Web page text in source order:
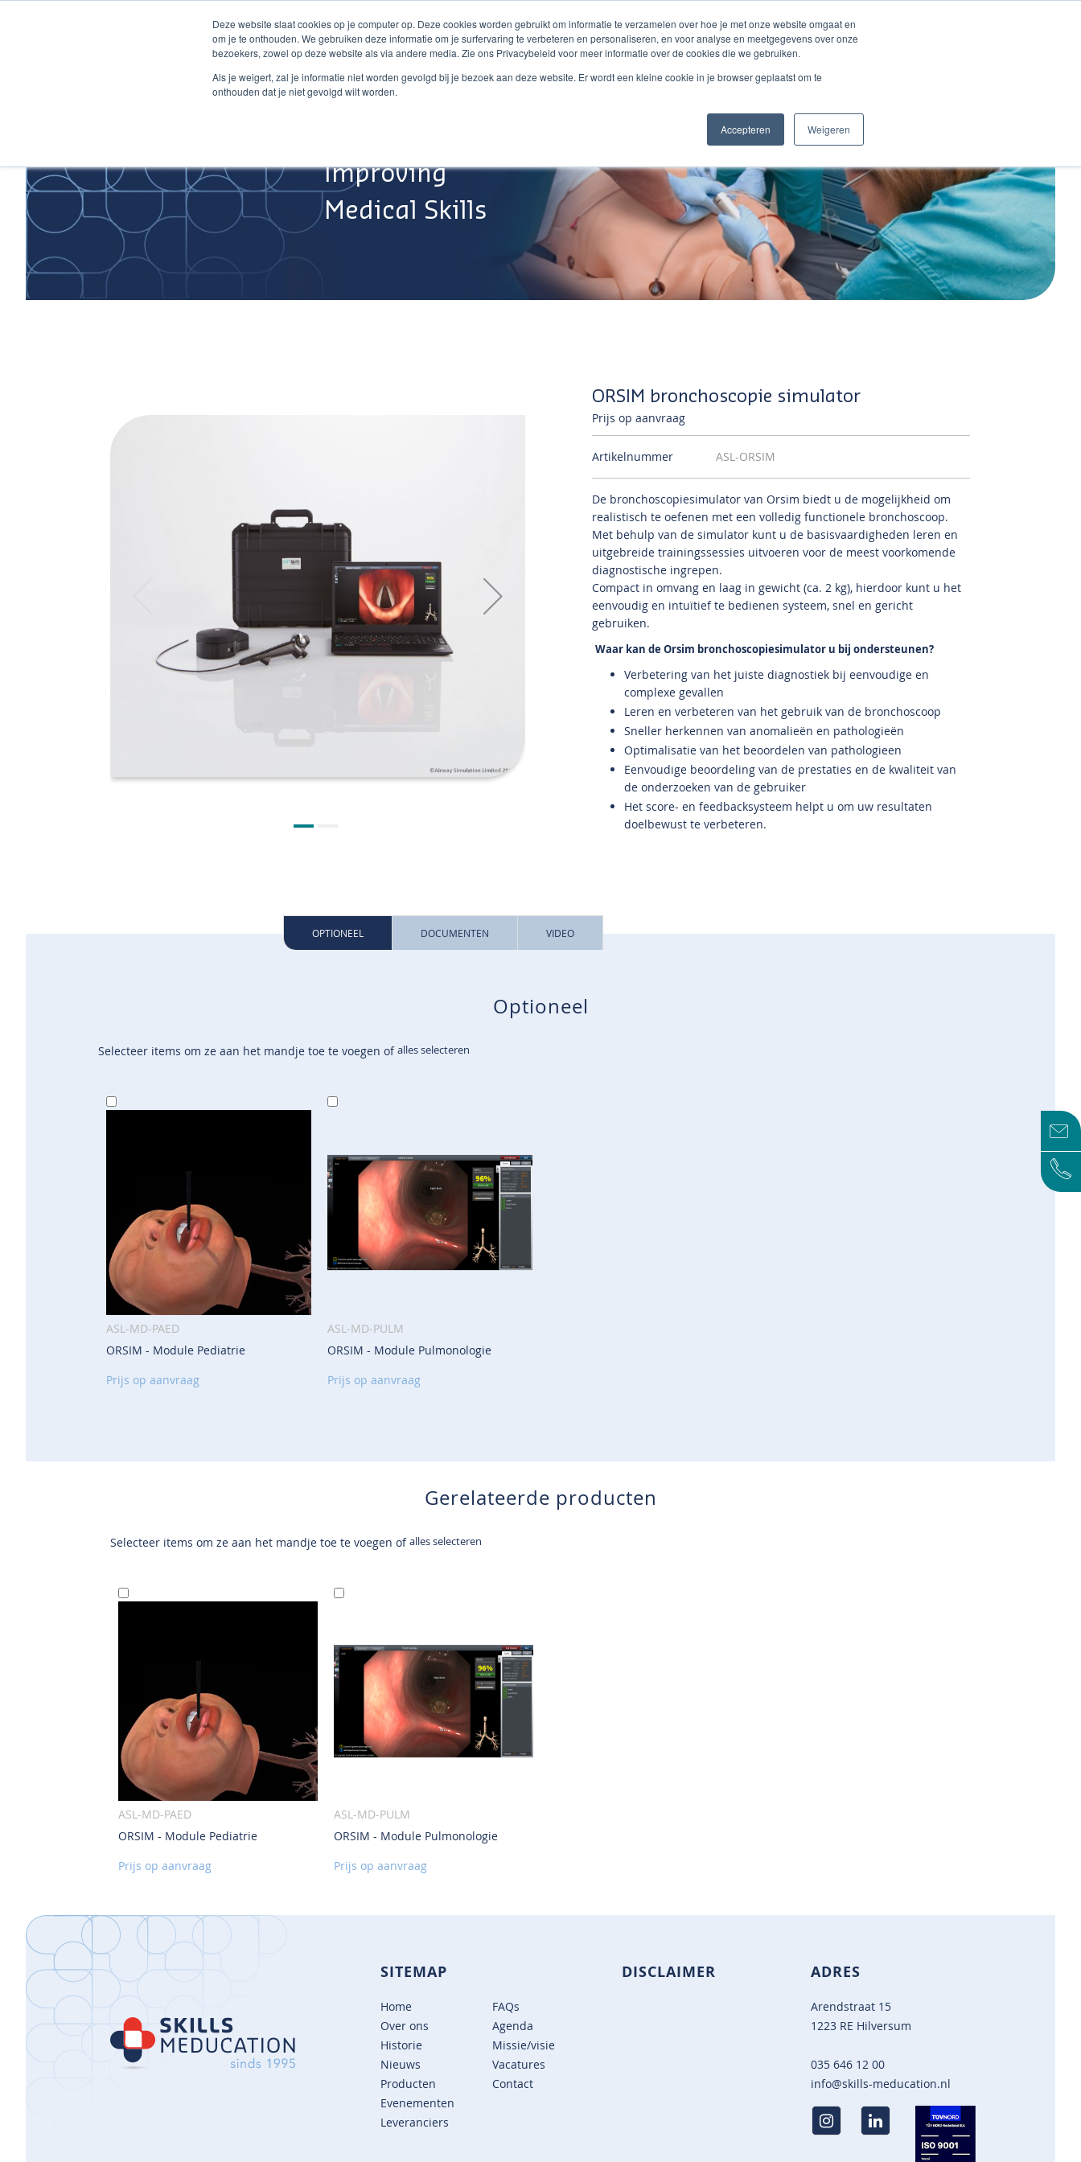
Deze website slaat cookies op je computer op. Deze cookies worden gebruikt om informatie te verzamelen over hoe je met onze website omgaat en
om je te onthouden. We gebruiken deze informatie om je surfervaring te verbeteren en personaliseren, en voor analyse en meetgegevens over onze
bezoekers, zowel op deze website als via andere media. Zie ons Privacybeleid voor meer informatie over de cookies die we gebruiken.
Als je weigert, zal je informatie niet worden gevolgd bij je bezoek aan deze website. Er wordt een kleine cookie in je browser geplaatst om te
onthouden dat je niet gevolgd wilt worden.
Accepteren Weigeren
Improving
Medical Skills
ORSIM bronchoscopie simulator
Prijs op aanvraag
Artikelnummer ASL-ORSIM
De bronchoscopiesimulator van Orsim biedt u de mogelijkheid om
realistisch te oefenen met een volledig functionele bronchoscoop.
Met behulp van de simulator kunt u de basisvaardigheden leren en
uitgebreide trainingssessies uitvoeren voor de meest voorkomende
diagnostische ingrepen.
Compact in omvang en laag in gewicht (ca. 2 kg), hierdoor kunt u het
eenvoudig en intuïtief te bedienen systeem, snel en gericht
gebruiken.
Waar kan de Orsim bronchoscopiesimulator u bij ondersteunen?
Verbetering van het juiste diagnostiek bij eenvoudige en
complexe gevallen
Leren en verbeteren van het gebruik van de bronchoscoop
Sneller herkennen van anomalieën en pathologieën
Optimalisatie van het beoordelen van pathologieen
Eenvoudige beoordeling van de prestaties en de kwaliteit van
de onderzoeken van de gebruiker
Het score- en feedbacksysteem helpt u om uw resultaten
doelbewust te verbeteren.
OPTIONEEL
Optioneel
Selecteer items om ze aan het mandje toe te voegen ofalles selecteren
VOEG
AAN
ASL-MD-PAED
ORSIM - Module Pediatrie
Prijs op aanvraag
VOEG
AAN
ASL-MD-PULM
ORSIM - Module Pulmonologie
Prijs op aanvraag
DOCUMENTEN VIDEO
Gerelateerde producten
Selecteer items om ze aan het mandje toe te voegen ofalles selecteren
VOEG
AAN
ASL-MD-PAED
ORSIM - Module Pediatrie
Prijs op aanvraag
VOEG
AAN
ASL-MD-PULM
ORSIM - Module Pulmonologie
Prijs op aanvraag
SITEMAP
Home
Over ons
Historie
Nieuws
Producten
Evenementen
Leveranciers
FAQs
Agenda
Missie/visie
Vacatures
Contact
DISCLAIMER ADRES
Arendstraat 15
1223 RE Hilversum
035 646 12 00
info@skills-meducation.nl